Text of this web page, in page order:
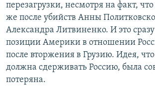
перезагрузки, несмотря на факт, что
же после убийств Анны
Александра Литвиненко. И это
позиции Америки в отношении
после вторжения в Грузию. Идея,
должна сдерживать Россию, была
потеряна.